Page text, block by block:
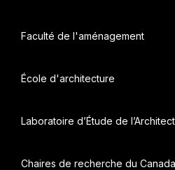
Faculté de l'aménagement
École d'architecture
Laboratoire d’Étude de
Chaires de recherche du Canada